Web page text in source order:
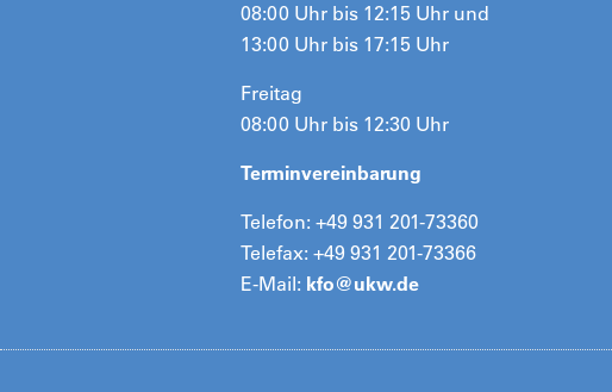
08:00 Uhr bis 12:15 Uhr und
13:00 Uhr bis 17:15 Uhr
Freitag
08:00 Uhr bis 12:30 Uhr
Terminvereinbarung
Telefon: +49 931 201-73360
Telefax: +49 931 201-73366
E-Mail: kfo@ukw.de